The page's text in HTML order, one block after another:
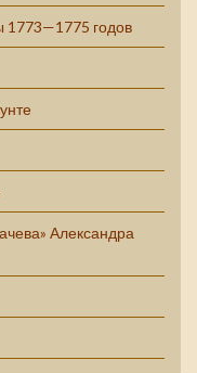
1773—1775 годов
Александра